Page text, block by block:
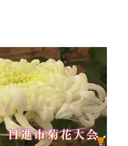
はご加入者様へのサー
を利用いただくには、
き、
の加入と『CCNetマイ
インが必要となりま
承の程よろしくお願い